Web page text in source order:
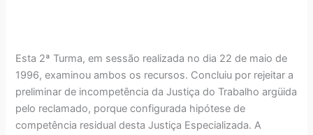
Esta 2ª Turma, em sessão realizada no dia 22 de maio de
1996, examinou ambos os recursos. Concluiu por rejeitar a
preliminar de incompetência da Justiça do Trabalho argüida
pelo reclamado, porque configurada hipótese de
competência residual desta Justiça Especializada. A